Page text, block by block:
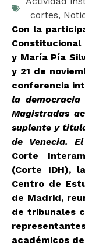
cortes,
Con la
Constitucional
y María Pía
y 21 de
conferencia
la democracia
Magistradas
suplente y
de Venecia. El
Corte
(Corte IDH),
Centro de
de Madrid,
de tribunales
académicos